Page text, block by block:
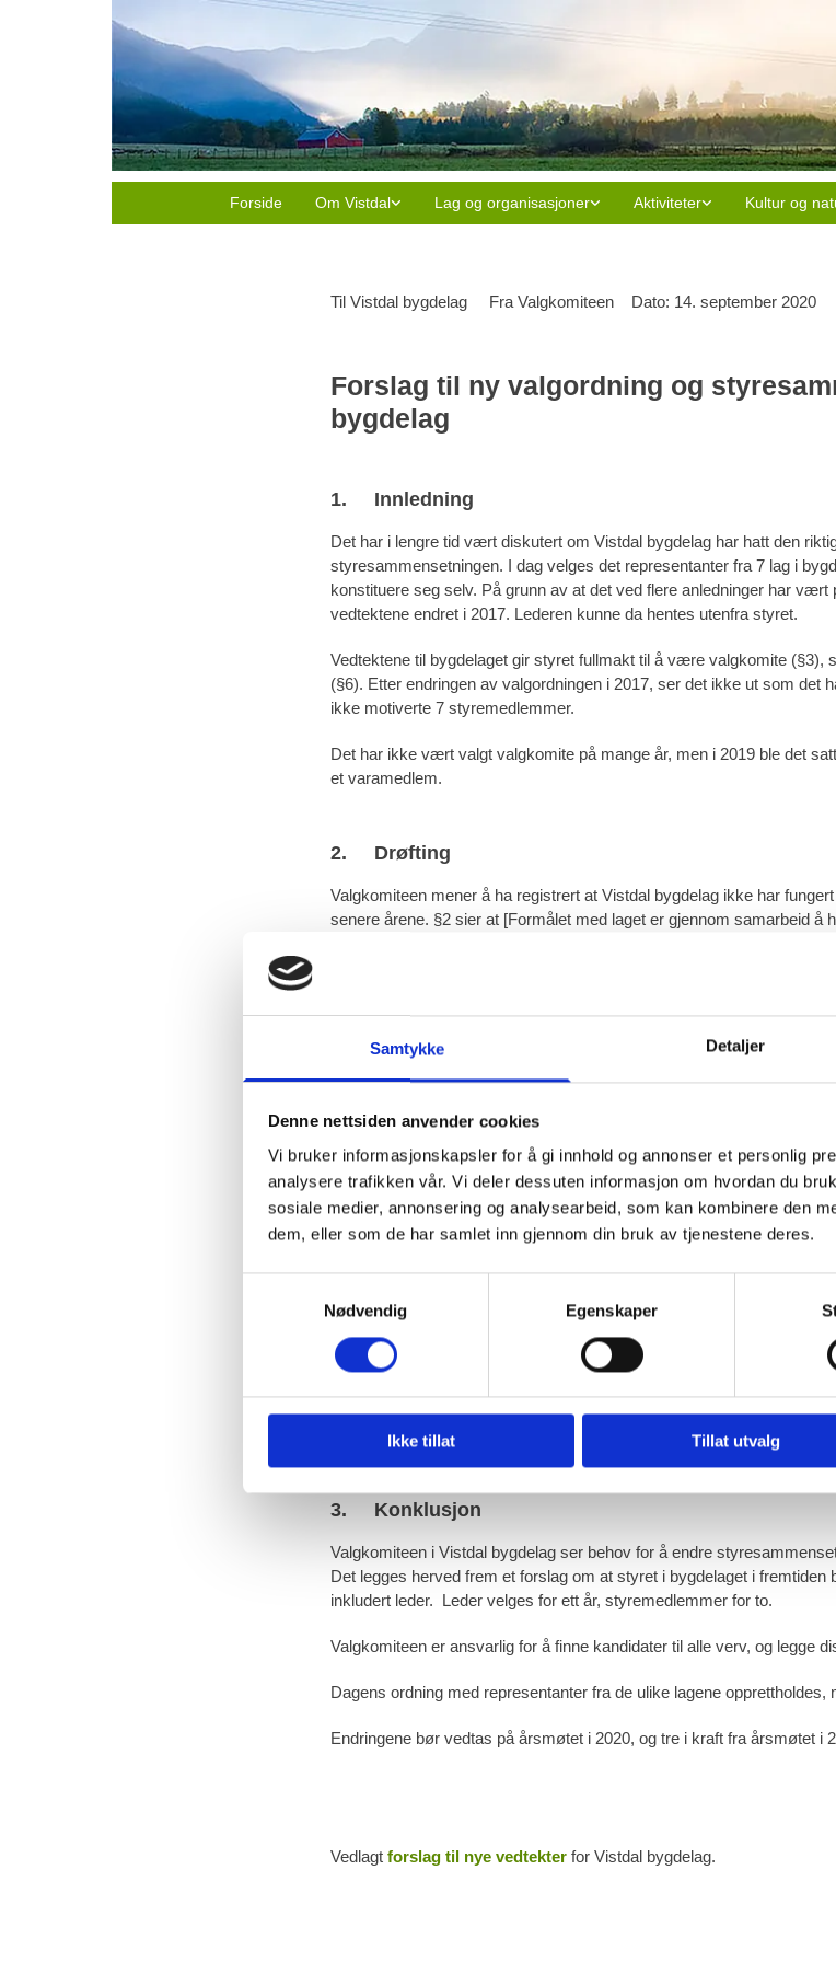
Samtykke Detaljer
Denne nettsiden anvender cookies
Vi bruker informasjonskapsler for å gi innhold og annonser et personlig
analysere trafikken vår. Vi deler dessuten informasjon om hvordan du
sosiale medier, annonsering og analysearbeid, som kan kombinere den
dem, eller som de har samlet inn gjennom din bruk av tjenestene deres.
Nødvendig
Egenskaper
Ikke tillat Tillat utvalg
Forside Om Vistdal Lag og organisasjoner Aktiviteter Kultur og
Til Vistdal bygdelag Fra Valgkomiteen Dato: 14. september 2020
Forslag til ny valgordning og
bygdelag
1. Innledning
Det har i lengre tid vært diskutert om Vistdal bygdelag har hatt den
styresammensetningen. I dag velges det representanter fra 7 lag i
konstituere seg selv. På grunn av at det ved flere anledninger har vært
vedtektene endret i 2017. Lederen kunne da hentes utenfra styret.
Vedtektene til bygdelaget gir styret fullmakt til å være valgkomite (§3),
(§6). Etter endringen av valgordningen i 2017, ser det ikke ut som det
ikke motiverte 7 styremedlemmer.
Det har ikke vært valgt valgkomite på mange år, men i 2019 ble det
et varamedlem.
2. Drøfting
Valgkomiteen mener å ha registrert at Vistdal bygdelag ikke har
senere årene. §2 sier at [Formålet med laget er gjennom samarbeid å
Sekkjepåsedagen. Dette er et viktig arrangement, men bygdelaget
I kjølvannet av kommunesammenslåingen, antar valgkomiteen at
interessante oppgaver. «Indre Nesset» disponerer flere fond som kan
folketallet opprettholdes, og helst økes. Dette kan være
dette arbeidet er det viktig med et motivert Vistdal bygdelag.
Valgkomiteen anbefaler at valgordningen i bygdelaget endres. Det
(inkludert leder), og at disse velges direkte av årsmøtet.
Valgkomiteen gjeninnføres, og den legger frem forslag på alle valgte
styremedlemmer, men kontaktpersoner for bygdelaget ved større
naturlig å involvere flere lag.
i bygda. Det er imidlertid viktig å ha et bygdelag som fungerer, og da
styremedlemmer enn 7–8.
3. Konklusjon
Valgkomiteen i Vistdal bygdelag ser behov for å endre
Det legges herved frem et forslag om at styret i bygdelaget i
inkludert leder. Leder velges for ett år, styremedlemmer for to.
Valgkomiteen er ansvarlig for å finne kandidater til alle verv, og legge
Dagens ordning med representanter fra de ulike lagene
Endringene bør vedtas på årsmøtet i 2020, og tre i kraft fra årsmøtet i
Vedlagt forslag til nye vedtekter for Vistdal bygdelag.